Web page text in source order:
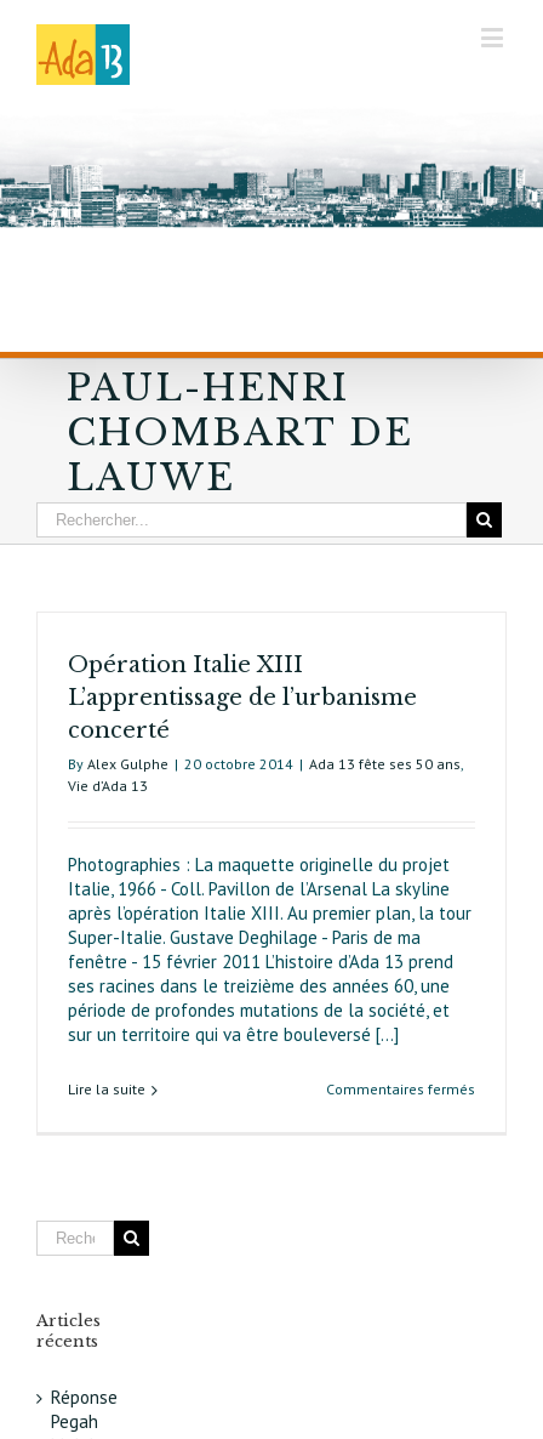
PAUL-HENRI
CHOMBART DE
LAUWE
Opération Italie XIII
L’apprentissage de l’urbanisme
concerté
By Alex Gulphe | 20 octobre 2014 | Ada 13 fête ses 50 ans,
Vie d’Ada 13
Photographies : La maquette originelle du projet
Italie, 1966 - Coll. Pavillon de l’Arsenal La skyline
après l’opération Italie XIII. Au premier plan, la tour
Super-Italie. Gustave Deghilage - Paris de ma
fenêtre - 15 février 2011 L’histoire d’Ada 13 prend
ses racines dans le treizième des années 60, une
période de profondes mutations de la société, et
sur un territoire qui va être bouleversé [...]
Lire la suite Commentaires fermés
Articles
récents
Réponse
Pegah